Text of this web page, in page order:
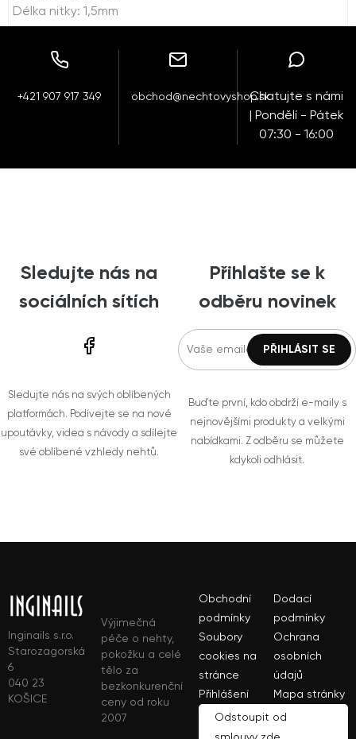
Délka nitky: 1,5mm
+421 907 917 349 obchod@nechtovyshop.skChatujte s námi
| Pondělí - Pátek
07:30 - 16:00
Sledujte nás na
sociálních sítích
Sledujte nás na svých oblíbených
platformách. Podívejte se na nové
upoutávky, videa s návody a sdílejte
své oblíbené vzhledy nehtů.
Přihlašte se k
odběru novinek
Buďte první, kdo obdrží e-maily s
nejnovějšími produkty a velkými
nabídkami. Z odběru se můžete
kdykoli odhlásit.
Inginails s.r.o.
Starozagorská
6
040 23
KOŠICE
Výjimečná
péče o nehty,
pokožku a celé
tělo za
bezkonkurenční
ceny od roku
2007
Obchodní
podmínky
Dodací
podmínky
Soubory
cookies na
stránce
Ochrana
osobních
údajů
Přihlášení
Mapa stránky
Odstoupit od